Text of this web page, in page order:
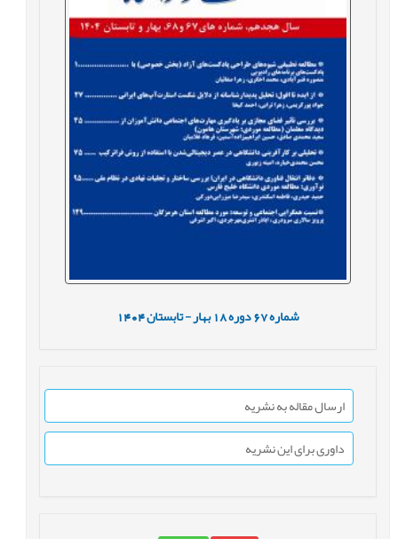
شماره67 دوره18 بهار - تابستان1404
ارسال مقاله به نشریه
داوری برای این نشریه